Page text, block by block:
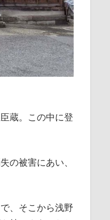
蔵。この中に登
の被害にあい、
、そこから浅野